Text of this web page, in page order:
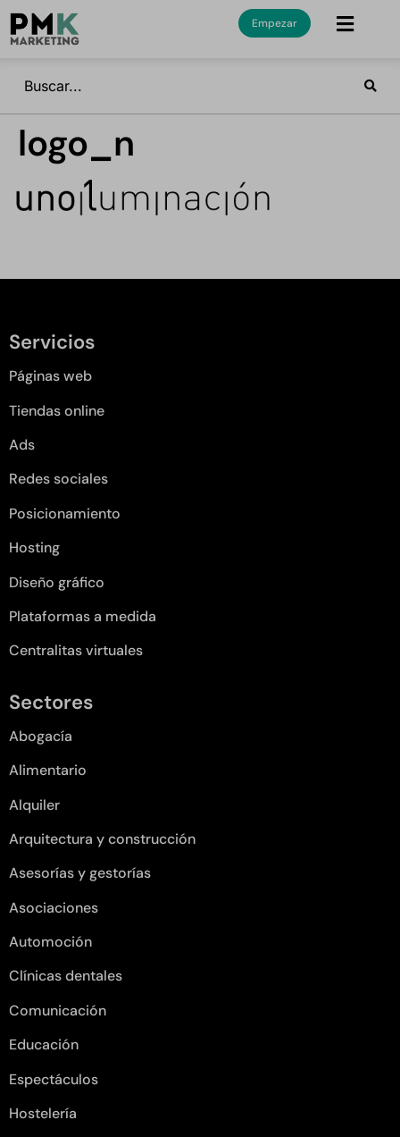
Empezar
logo_n
Servicios
Páginas web
Tiendas online
Ads
Redes sociales
Posicionamiento
Hosting
Diseño gráfico
Plataformas a medida
Centralitas virtuales
Sectores
Abogacía
Alimentario
Alquiler
Arquitectura y construcción
Asesorías y gestorías
Asociaciones
Automoción
Clínicas dentales
Comunicación
Educación
Espectáculos
Hostelería